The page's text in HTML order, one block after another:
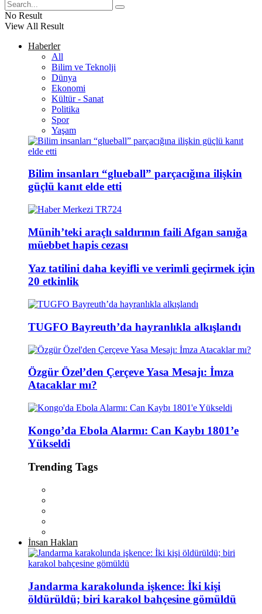
No Result
View All Result
Haberler
All
Bilim ve Teknolji
Dünya
Ekonomi
Kültür - Sanat
Politika
Spor
Yaşam
Bilim insanları “glueball” parçacığına ilişkin
güçlü kanıt elde etti
Münih’teki araçlı saldırının faili Afgan sanığa
müebbet hapis cezası
Yaz tatilini daha keyifli ve verimli geçirmek için
20 etkinlik
TUGFO Bayreuth’da hayranlıkla alkışlandı
Özgür Özel’den Çerçeve Yasa Mesajı: İmza
Atacaklar mı?
Kongo’da Ebola Alarmı: Can Kaybı 1801’e
Yükseldi
Trending Tags
İnsan Hakları
Jandarma karakolunda işkence: İki kişi
öldürüldü; biri karakol bahçesine gömüldü